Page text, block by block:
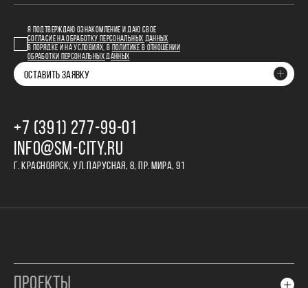
Я ПОДТВЕРЖДАЮ ОЗНАКОМЛЕНИЕ И ДАЮ СВОЕ
СОГЛАСИЕ НА ОБРАБОТКУ ПЕРСОНАЛЬНЫХ ДАННЫХ
В ПОРЯДКЕ И НА УСЛОВИЯХ, В
ПОЛИТИКЕ В ОТНОШЕНИИ
ОБРАБОТКИ ПЕРСОНАЛЬНЫХ ДАННЫХ
ОСТАВИТЬ ЗАЯВКУ
+7 (391) 277‒99‒01
INFO@SM-CITY.RU
Г. КРАСНОЯРСК, УЛ. ПАРУСНАЯ, 8, ПР. МИРА, 91